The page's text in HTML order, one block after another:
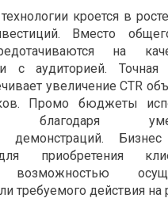
кроется в
Вместо
на
с аудиторией. Точная
увеличение CTR
Промо бюджеты
благодаря
демонстраций. Бизнес
приобретения
возможностью
требуемого действия на